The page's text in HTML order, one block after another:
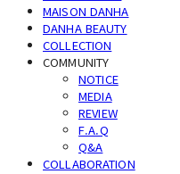
MAISON DANHA
DANHA BEAUTY
COLLECTION
COMMUNITY
NOTICE
MEDIA
REVIEW
F.A.Q
Q&A
COLLABORATION